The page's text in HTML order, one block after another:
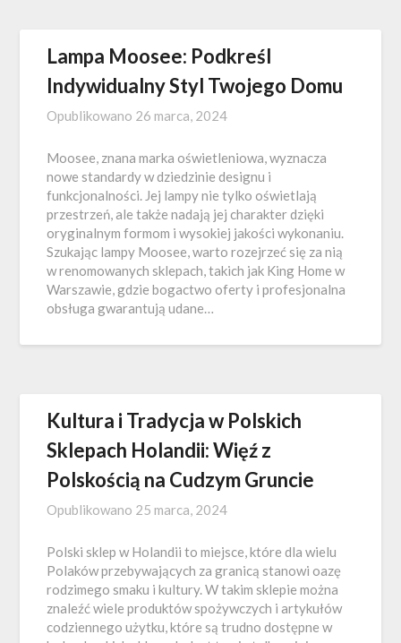
Lampa Moosee: Podkreśl
Indywidualny Styl Twojego Domu
Opublikowano 26 marca, 2024
Moosee, znana marka oświetleniowa, wyznacza
nowe standardy w dziedzinie designu i
funkcjonalności. Jej lampy nie tylko oświetlają
przestrzeń, ale także nadają jej charakter dzięki
oryginalnym formom i wysokiej jakości wykonaniu.
Szukając lampy Moosee, warto rozejrzeć się za nią
w renomowanych sklepach, takich jak King Home w
Warszawie, gdzie bogactwo oferty i profesjonalna
obsługa gwarantują udane…
Kultura i Tradycja w Polskich
Sklepach Holandii: Więź z
Polskością na Cudzym Gruncie
Opublikowano 25 marca, 2024
Polski sklep w Holandii to miejsce, które dla wielu
Polaków przebywających za granicą stanowi oazę
rodzimego smaku i kultury. W takim sklepie można
znaleźć wiele produktów spożywczych i artykułów
codziennego użytku, które są trudno dostępne w